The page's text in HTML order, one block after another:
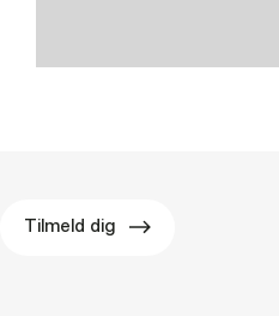
Tilmeld dig